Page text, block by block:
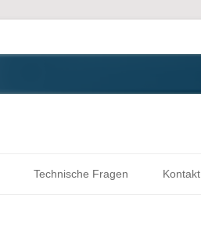
Technische Fragen Kontakt